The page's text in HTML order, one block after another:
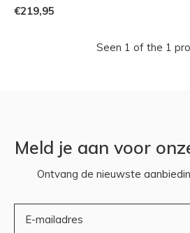
€219,95
Seen 1 of the 1
Meld je aan voor
Ontvang de nieuwste